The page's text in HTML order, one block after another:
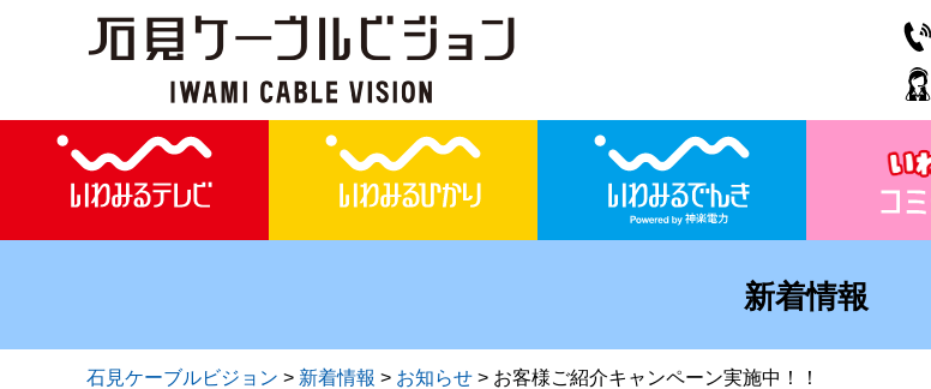
新着情報
石見ケーブルビジョン > 新着情報 > お知らせ > お客様ご紹介キャンペーン実施中！！